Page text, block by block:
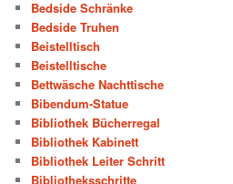
Bedside Schränke
Bedside Truhen
Beistelltisch
Beistelltische
Bettwäsche Nachttische
Bibendum-Statue
Bibliothek Bücherregal
Bibliothek Kabinett
Bibliothek Leiter Schritt
Bibliotheksschritte